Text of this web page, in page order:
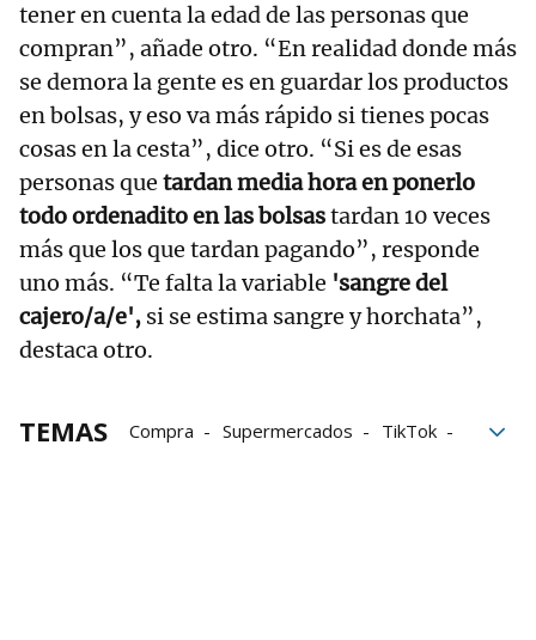
tener en cuenta la edad de las personas que
compran”, añade otro. “En realidad donde más
se demora la gente es en guardar los productos
en bolsas, y eso va más rápido si tienes pocas
cosas en la cesta”, dice otro. “Si es de esas
personas que tardan media hora en ponerlo
todo ordenadito en las bolsastardan 10 veces
más que los que tardan pagando”, responde
uno más. “Te falta la variable 'sangre del
cajero/a/e', si se estima sangre y horchata”,
destaca otro.
TEMAS Compra Supermercados
TikTok